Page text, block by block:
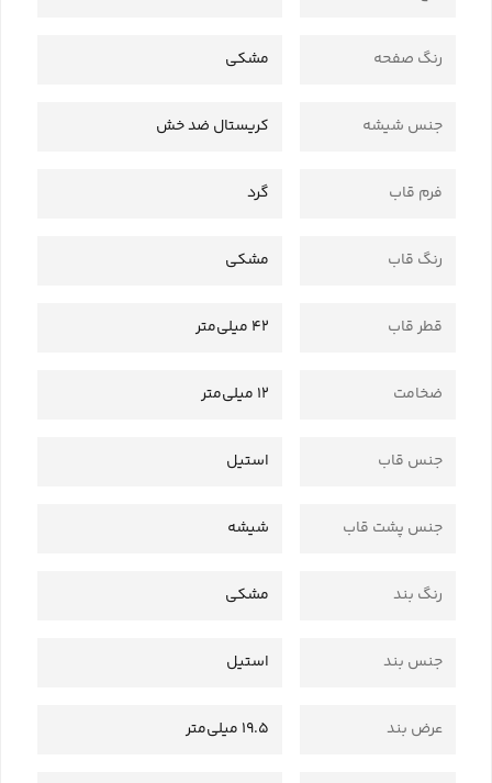
رنگ صفحه مشکی
جنس شیشه کریستال ضد خش
فرم قاب گرد
رنگ قاب مشکی
قطر قاب 42 میلی‌متر
ضخامت 12 میلی‌متر
جنس قاب استیل
جنس پشت قاب شیشه
رنگ بند مشکی
جنس بند استیل
عرض بند 19.5 میلی‌متر